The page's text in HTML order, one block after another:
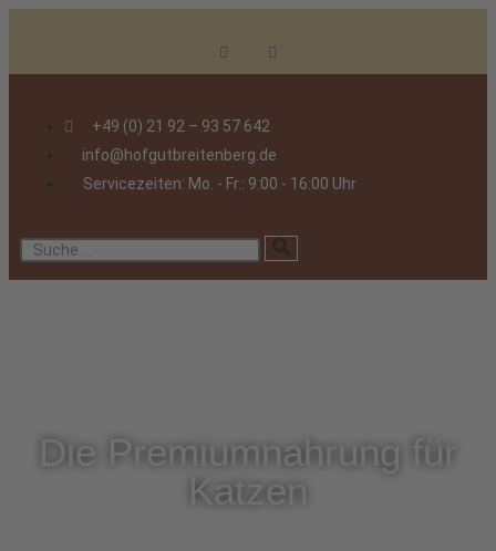
+49 (0) 21 92 – 93 57 642
info@hofgutbreitenberg.de
Servicezeiten: Mo. - Fr.: 9:00 - 16:00 Uhr
Die Premiumnahrung für
Katzen